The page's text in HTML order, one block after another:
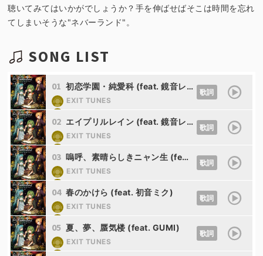
聴いてみてはいかがでしょうか？手を伸ばせばそこは時間を忘れ
てしまいそうな"ネバーランド"。
SONG LIST
01 初恋学園・純愛科 (feat. 鏡音レン&鏡音リン&GUMI)
EXIT TUNES
歌詞
02 エイプリルレイン (feat. 鏡音レン)
EXIT TUNES
歌詞
03 嗚呼、素晴らしきニャン生 (feat. GUMI&鏡音レン)
EXIT TUNES
歌詞
04 春のかけら (feat. 初音ミク)
EXIT TUNES
歌詞
05 夏、夢、蜃気楼 (feat. GUMI)
EXIT TUNES
歌詞